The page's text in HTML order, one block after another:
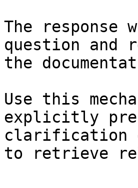
The
question and
the
Use this
explicitly
clarification